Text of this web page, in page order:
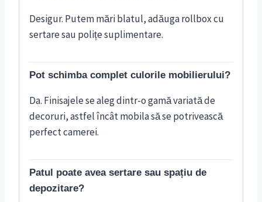
Desigur. Putem mări blatul, adăuga rollbox cu
sertare sau polițe suplimentare.
Pot schimba complet culorile mobilierului?
Da. Finisajele se aleg dintr-o gamă variată de
decoruri, astfel încât mobila să se potrivească
perfect camerei.
Patul poate avea sertare sau spațiu de
depozitare?